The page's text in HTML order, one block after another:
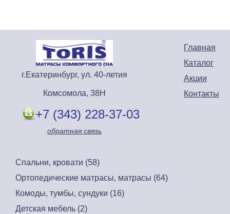
Главная
Каталог
Акции
Контакты
г.Екатеринбург, ул. 40-летия
Комсомола, 38Н
+7 (343) 228-37-03
обратная связь
Спальни, кровати (58)
Ортопедические матрасы, матрасы (64)
Комоды, тумбы, сундуки (16)
Детская мебель (2)